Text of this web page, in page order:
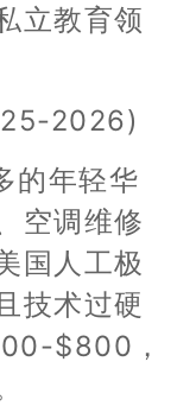
立教育领
2026)
的年轻华
空调维修
国人工极
技术过硬
$800，